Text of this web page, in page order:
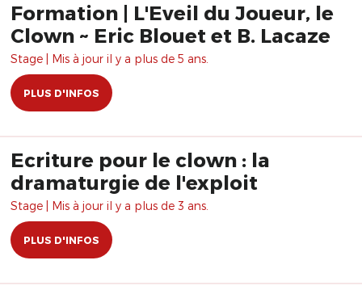
Formation | L'Eveil du Joueur, le
Clown ~ Eric Blouet et B. Lacaze
Stage | Mis à jour il y a plus de 5 ans.
PLUS D'INFOS
Ecriture pour le clown : la
dramaturgie de l'exploit
Stage | Mis à jour il y a plus de 3 ans.
PLUS D'INFOS